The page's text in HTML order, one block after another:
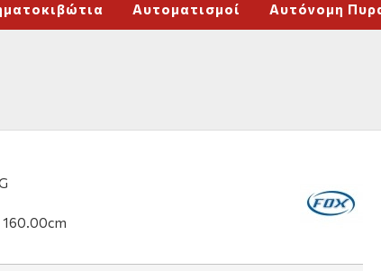
Αυτοματισμοί Αυτόνομη